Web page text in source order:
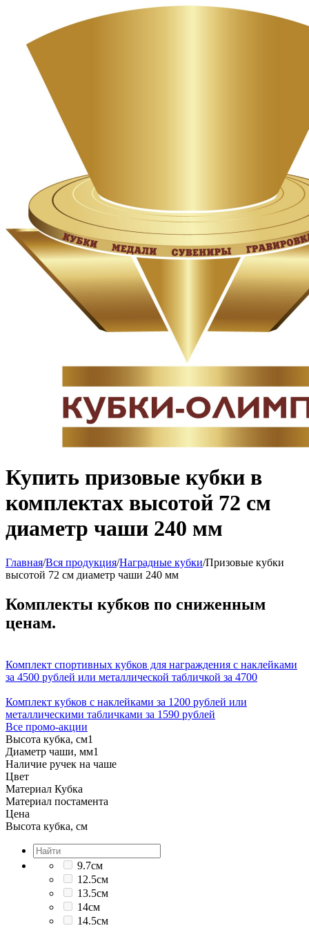
Купить призовые кубки в
комплектах высотой 72 см
диаметр чаши 240 мм
Главная/Вся продукция/Наградные кубки/Призовые кубки
высотой 72 см диаметр чаши 240 мм
Комплекты кубков по сниженным
ценам.
Комплект спортивных кубков для награждения с наклейками
за 4500 рублей или металлической табличкой за 4700
Комплект кубков с наклейками за 1200 рублей или
металлическими табличками за 1590 рублей
Все промо-акции
Высота кубка, см1
Диаметр чаши, мм1
Наличие ручек на чаше
Цвет
Материал Кубка
Материал постамента
Цена
Высота кубка, см
9.7см
12.5см
13.5см
14см
14.5см